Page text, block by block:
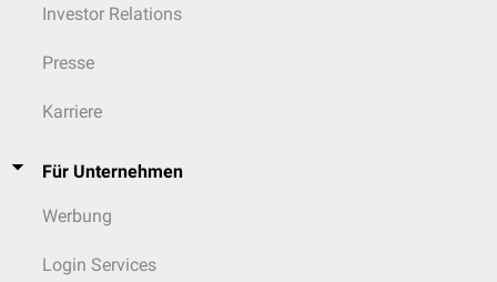
Investor Relations
Presse
Karriere
Für Unternehmen
Werbung
Login Services